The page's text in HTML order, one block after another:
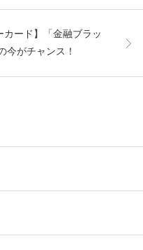
カード】「金融ブラッ
今がチャンス！